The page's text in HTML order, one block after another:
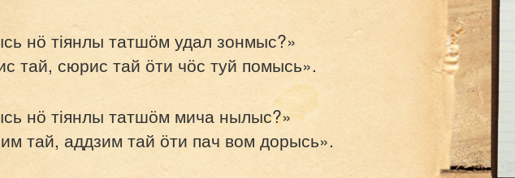
нӧ тіянлы татшӧм удал зонмыс?»
тай, сюрис тай ӧти чӧс туй помысь».
нӧ тіянлы татшӧм мича нылыс?»
тай, аддзим тай ӧти пач вом дорысь».